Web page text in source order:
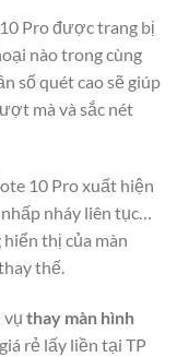
Pro được trang bị
nào trong cùng
số quét cao sẽ giúp
mà và sắc nét
10 Pro xuất hiện
nhấp nháy liên tục…
thị của màn
thế.
vụ thay màn hình
rẻ lấy liền tại TP